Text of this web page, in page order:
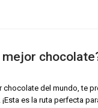
mejor
chocolate del mundo, te
es la ruta perfecta